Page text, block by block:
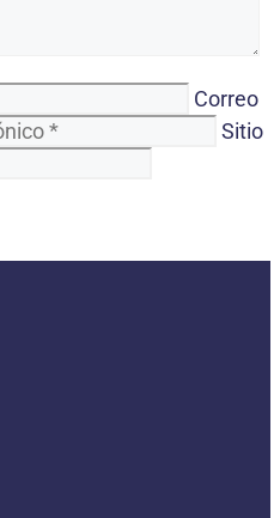
Correo
Sitio